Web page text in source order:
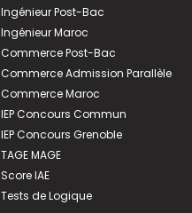
Ingénieur Post-Bac
Ingénieur Maroc
Commerce Post-Bac
Commerce Admission Parallèle
Commerce Maroc
IEP Concours Commun
IEP Concours Grenoble
TAGE MAGE
Score IAE
Tests de Logique